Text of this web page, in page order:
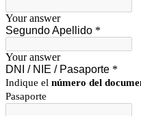
Your answer
Segundo Apellido *
Your answer
DNI / NIE / Pasaporte *
Indique el número del
Pasaporte